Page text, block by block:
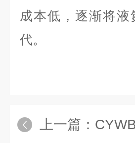
成本低，逐渐将
代。
上一篇：